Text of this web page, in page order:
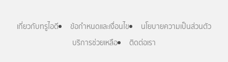
เกี่ยวกับทรูไอดี ข้อกำหนดและเงื่อนไข
นโยบายความเป็นส่วนตัว
บริการช่วยเหลือ
ติดต่อเรา